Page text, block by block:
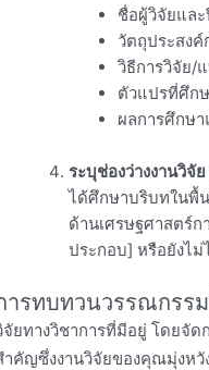
ชื่อผู้วิจัยแล
วัตถุประสงค์
วิธีการวิจัย/
ตัวแปรที่ศึก
ผลการศึกษ
ระบุช่องว่างงานวิจั
ได้ศึกษาบริบทในพื้
ด้านเศรษฐศาสตร์
ประกอบ] หรือยังไ
ารทบทวนวรรณกรร
จัยทางวิชาการที่มีอยู่ โดยจัด
ำคัญซึ่งงานวิจัยของคุณมุ่งหวั